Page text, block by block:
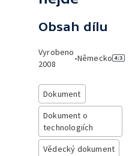
Obsah dílu
Vyrobeno
2008
•Německo
Dokument
Dokument o
technologiích
Vědecký dokument